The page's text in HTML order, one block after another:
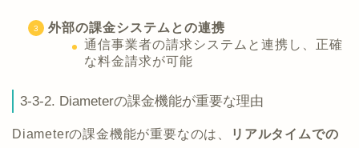
外部の課金システムとの連携
通信事業者の請求システムと連携し、正確
な料金請求が可能
3-3-2. Diameterの課金機能が重要な理由
Diameterの課金機能が重要なのは、
リアルタイムでの